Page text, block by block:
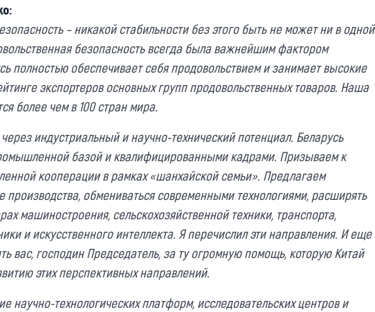
– никакой стабильности без этого быть не может ни в одной
безопасность всегда была важнейшим фактором
полностью обеспечивает себя продовольствием и занимает высокие
экспортеров основных групп продовольственных товаров. Наша
более чем в 100 стран мира.
индустриальный и научно-технический потенциал. Беларусь
базой и квалифицированными кадрами. Призываем к
кооперации в рамках «шанхайской семьи». Предлагаем
производства, обмениваться современными технологиями, расширять
машиностроения, сельскохозяйственной техники, транспорта,
и искусственного интеллекта. Я перечислил эти направления. И еще
вас, господин Председатель, за ту огромную помощь, которую Китай
этих перспективных направлений.
научно-технологических платформ, исследовательских центров и